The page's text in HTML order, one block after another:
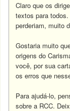
Claro que os
textos para
perderiam, muito
Gostaria muito
origens do
você, por sua
os erros que
Para ajudá-lo,
sobre a RCC.